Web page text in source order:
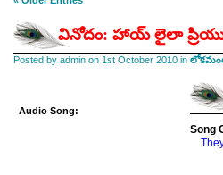
వినోదం: హాయ్ లైలా
Posted by admin on 1st October 2010 in
Audio Song:
Song